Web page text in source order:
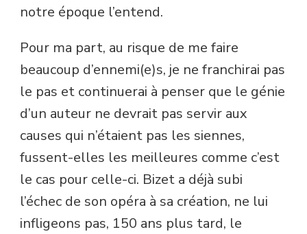
notre époque l’entend.
Pour ma part, au risque de me faire
beaucoup d’ennemi(e)s, je ne franchirai pas
le pas et continuerai à penser que le génie
d’un auteur ne devrait pas servir aux
causes qui n’étaient pas les siennes,
fussent-elles les meilleures comme c’est
le cas pour celle-ci. Bizet a déjà subi
l’échec de son opéra à sa création, ne lui
infligeons pas, 150 ans plus tard, le